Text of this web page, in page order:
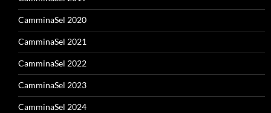
CamminaSel 2020
CamminaSel 2021
CamminaSel 2022
CamminaSel 2023
CamminaSel 2024